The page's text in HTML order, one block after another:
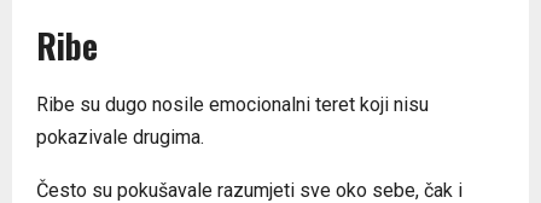
Ribe
Ribe su dugo nosile emocionalni teret koji nisu
pokazivale drugima.
Često su pokušavale razumjeti sve oko sebe, čak i